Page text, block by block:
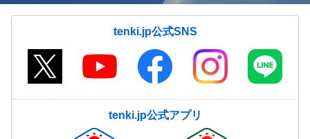
tenki.jp公式SNS
tenki.jp公式アプリ